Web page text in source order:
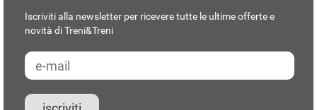
Iscriviti alla newsletter per ricevere tutte le ultime offerte e
novità di Treni&Treni